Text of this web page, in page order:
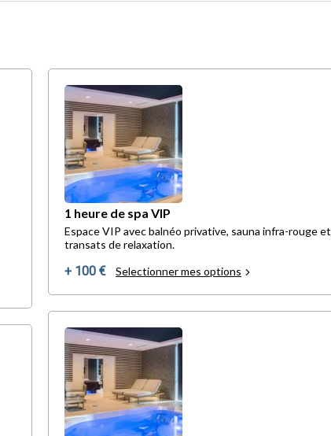
1 heure de spa VIP
Espace VIP avec balnéo privative, sauna infra-rouge et
transats de relaxation.
+ 100 € Selectionner mes options